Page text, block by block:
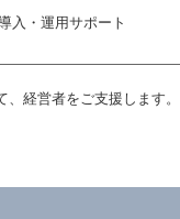
、経営者をご支援します。